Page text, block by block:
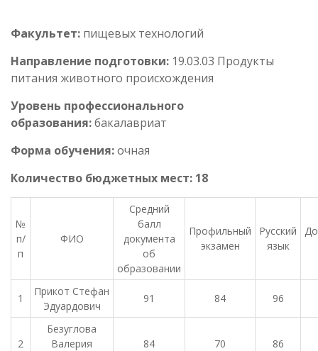
Факультет: пищевых технологий
Направление подготовки: 19.03.03 Продукты
питания животного происхождения
Уровень профессионального
образования:бакалавриат
Форма обучения:очная
Количество бюджетных мест: 18
№
п/
п
ФИО
Средний
балл
документа
об
образовании
Профильный
экзамен
Русский
язык
1
Прикот Стефан
Эдуардович
91 84 96
2
Безуглова
Валерия
84 70 86